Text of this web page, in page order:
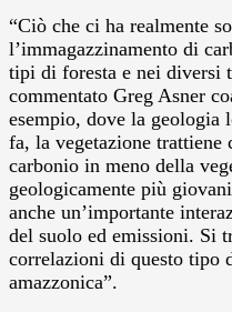
“Ciò che ci ha realmente
l’immagazzinamento di
tipi di foresta e nei diversi
commentato Greg Asner
esempio, dove la
fa, la vegetazione
carbonio in meno della
geologicamente più
anche un’importante
del suolo ed emissioni. Si
correlazioni di questo tipo
amazzonica”.